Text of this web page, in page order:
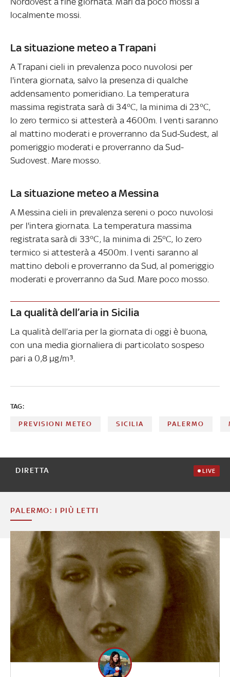
localmente mossi.
La situazione meteo a Trapani
A Trapani cieli in prevalenza poco nuvolosi per
l'intera giornata, salvo la presenza di qualche
addensamento pomeridiano. La temperatura
massima registrata sarà di 34°C, la minima di 23°C,
lo zero termico si attesterà a 4600m. I venti saranno
al mattino moderati e proverranno da Sud-Sudest, al
pomeriggio moderati e proverranno da Sud-
Sudovest. Mare mosso.
La situazione meteo a Messina
A Messina cieli in prevalenza sereni o poco nuvolosi
per l'intera giornata. La temperatura massima
registrata sarà di 33°C, la minima di 25°C, lo zero
termico si attesterà a 4500m. I venti saranno al
mattino deboli e proverranno da Sud, al pomeriggio
moderati e proverranno da Sud. Mare poco mosso.
La qualità dell’aria in Sicilia
La qualità dell’aria per la giornata di oggi è buona,
con una media giornaliera di particolato sospeso
pari a 0,8 µg/m³.
TAG:
PREVISIONI METEO SICILIA PALERMO
DIRETTA LIVE
PALERMO: I PIÙ LETTI